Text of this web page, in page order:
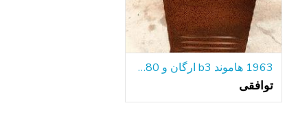
1963 هاموند b3 ارگان و 1980 لسلی 122
توافقی